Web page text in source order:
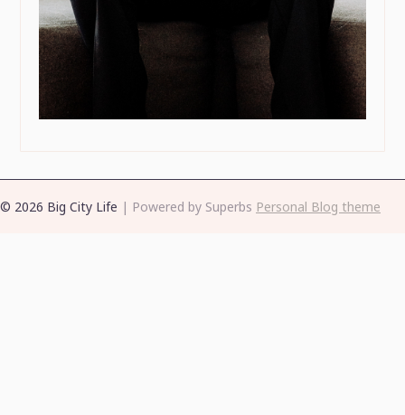
© 2026 Big City Life | Powered by Superbs Personal Blog theme